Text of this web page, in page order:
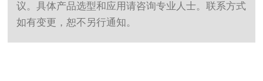
议。具体产品选型和应用请咨询专业人士。联系方式
如有变更，恕不另行通知。